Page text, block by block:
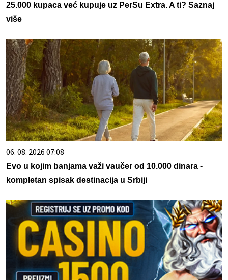
25.000 kupaca već kupuje uz PerSu Extra. A ti? Saznaj
više
06. 08. 2026 07:08
Evo u kojim banjama važi vaučer od 10.000 dinara -
kompletan spisak destinacija u Srbiji